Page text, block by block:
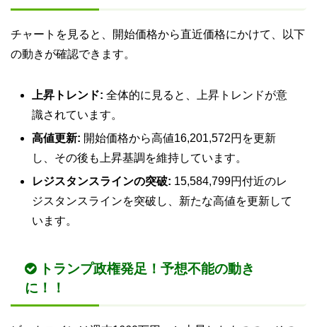
チャートを見ると、開始価格から直近価格にかけて、以下
の動きが確認できます。
上昇トレンド: 全体的に見ると、上昇トレンドが意
識されています。
高値更新: 開始価格から高値16,201,572円を更新
し、その後も上昇基調を維持しています。
レジスタンスラインの突破: 15,584,799円付近のレ
ジスタンスラインを突破し、新たな高値を更新して
います。
トランプ政権発足！予想不能の動き
に！！